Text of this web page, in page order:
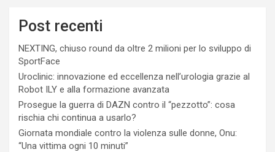
Post recenti
NEXTING, chiuso round da oltre 2 milioni per lo sviluppo di
SportFace
Uroclinic: innovazione ed eccellenza nell’urologia grazie al
Robot ILY e alla formazione avanzata
Prosegue la guerra di DAZN contro il “pezzotto”: cosa
rischia chi continua a usarlo?
Giornata mondiale contro la violenza sulle donne, Onu:
“Una vittima ogni 10 minuti”